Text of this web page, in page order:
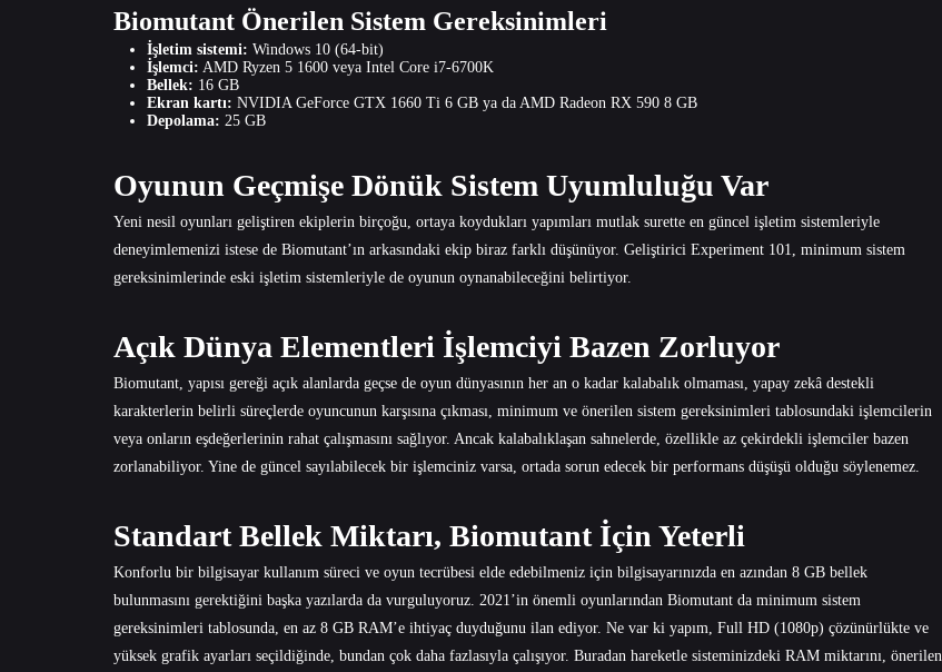
Biomutant Önerilen Sistem Gereksinimleri
İşletim sistemi: Windows 10 (64-bit)
İşlemci: AMD Ryzen 5 1600 veya Intel Core i7-6700K
Bellek: 16 GB
Ekran kartı: NVIDIA GeForce GTX 1660 Ti 6 GB ya da AMD Radeon RX 590 8 GB
Depolama: 25 GB
Oyunun Geçmişe Dönük Sistem Uyumluluğu Var
Yeni nesil oyunları geliştiren ekiplerin birçoğu, ortaya koydukları yapımları mutlak surette en güncel işletim sistemleriyle
deneyimlemenizi istese de Biomutant’ın arkasındaki ekip biraz farklı düşünüyor. Geliştirici Experiment 101, minimum sistem
gereksinimlerinde eski işletim sistemleriyle de oyunun oynanabileceğini belirtiyor.
Açık Dünya Elementleri İşlemciyi Bazen Zorluyor
Biomutant, yapısı gereği açık alanlarda geçse de oyun dünyasının her an o kadar kalabalık olmaması, yapay zekâ destekli
karakterlerin belirli süreçlerde oyuncunun karşısına çıkması, minimum ve önerilen sistem gereksinimleri tablosundaki işlemcilerin
veya onların eşdeğerlerinin rahat çalışmasını sağlıyor. Ancak kalabalıklaşan sahnelerde, özellikle az çekirdekli işlemciler bazen
zorlanabiliyor. Yine de güncel sayılabilecek bir işlemciniz varsa, ortada sorun edecek bir performans düşüşü olduğu söylenemez.
Standart Bellek Miktarı, Biomutant İçin Yeterli
Konforlu bir bilgisayar kullanım süreci ve oyun tecrübesi elde edebilmeniz için bilgisayarınızda en azından 8 GB bellek
bulunmasını gerektiğini başka yazılarda da vurguluyoruz. 2021’in önemli oyunlarından Biomutant da minimum sistem
gereksinimleri tablosunda, en az 8 GB RAM’e ihtiyaç duyduğunu ilan ediyor. Ne var ki yapım, Full HD (1080p) çözünürlükte ve
yüksek grafik ayarları seçildiğinde, bundan çok daha fazlasıyla çalışıyor. Buradan hareketle sisteminizdeki RAM miktarını, önerilen